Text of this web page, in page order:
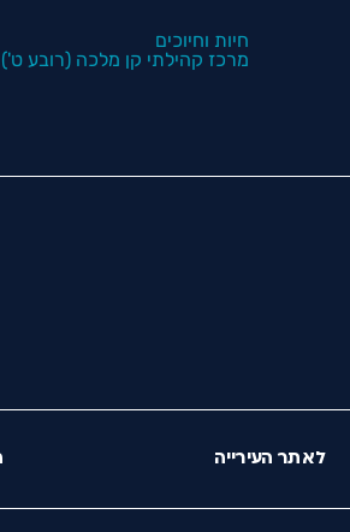
חיות וחיוכים
מרכז קהילתי קן מלכה (רובע ט')
לאתר העירייה